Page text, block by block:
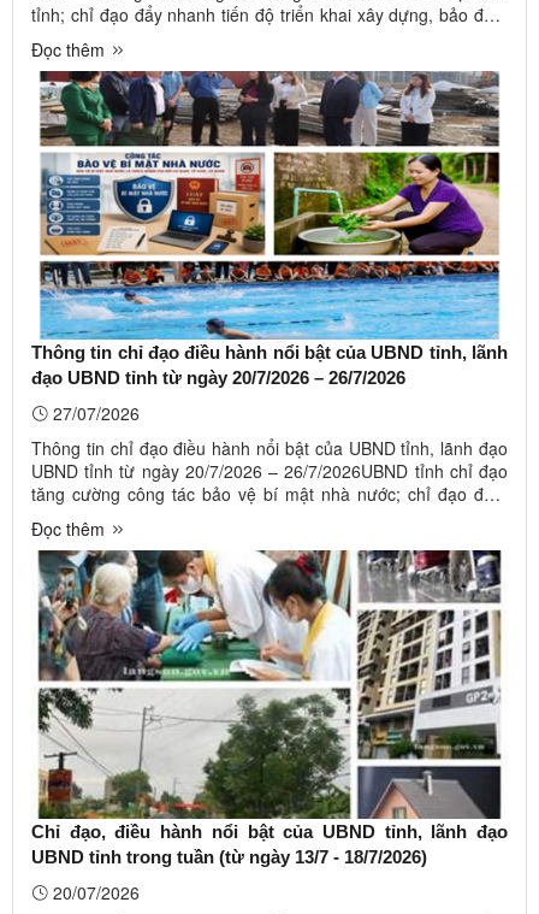
tỉnh; chỉ đạo đẩy nhanh tiến độ triển khai xây dựng, bảo đảm
chất lượng các dự án xây dựng Trường Phổ thông nội trú liên
cấp tiểu học và trung học cơ sở tại các xã biên giới; chỉ đạo
chủ ...
Đọc thêm
Thông tin chỉ đạo điều hành nổi bật của UBND tỉnh, lãnh
đạo UBND tỉnh từ ngày 20/7/2026 – 26/7/2026
27/07/2026
Thông tin chỉ đạo điều hành nổi bật của UBND tỉnh, lãnh đạo
UBND tỉnh từ ngày 20/7/2026 – 26/7/2026UBND tỉnh chỉ đạo
tăng cường công tác bảo vệ bí mật nhà nước; chỉ đạo đảm
bảo an ninh an toàn Cổng Dịch vụ công quốc gia; đẩy mạnh
công tác tuyên truyền chính sách cho vay giải quyết việc làm;
chỉ đạo ...
Đọc thêm
Chỉ đạo, điều hành nổi bật của UBND tỉnh, lãnh đạo
UBND tỉnh trong tuần (từ ngày 13/7 - 18/7/2026)
20/07/2026